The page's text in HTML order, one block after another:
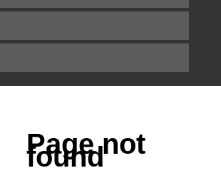
Page not
found